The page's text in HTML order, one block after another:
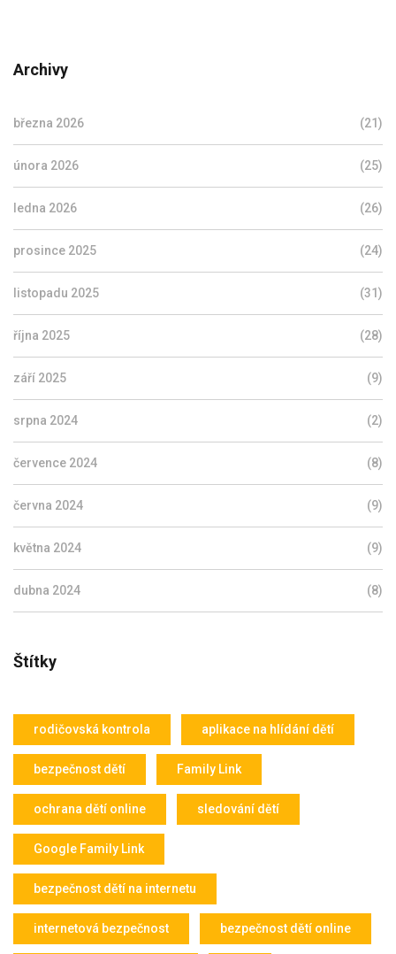
Archivy
března 2026 (21)
února 2026 (25)
ledna 2026 (26)
prosince 2025 (24)
listopadu 2025 (31)
října 2025 (28)
září 2025 (9)
srpna 2024 (2)
července 2024 (8)
června 2024 (9)
května 2024 (9)
dubna 2024 (8)
Štítky
rodičovská kontrola aplikace na hlídání dětí
bezpečnost dětí Family Link
ochrana dětí online sledování dětí
Google Family Link
bezpečnost dětí na internetu
internetová bezpečnost bezpečnost dětí online